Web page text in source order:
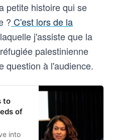
petite histoire qui se
? C'est lors de la
j'assiste que la
palestinienne
question à l'audience.
to
of
into